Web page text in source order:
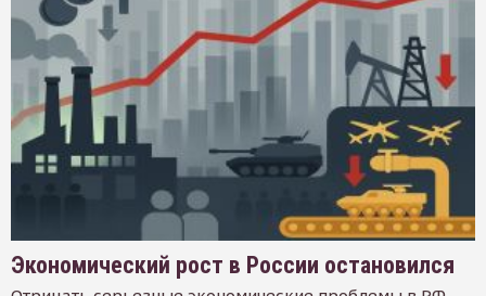
Экономический рост в России остановился